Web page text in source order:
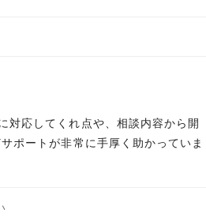
対応してくれ点や、相談内容から開
ポートが非常に手厚く助かっていま